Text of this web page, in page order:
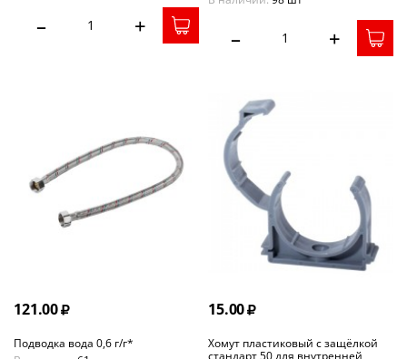
– + – +
121.00
Подводка вода 0,6 г/г*
15.00
Хомут пластиковый с защёлкой